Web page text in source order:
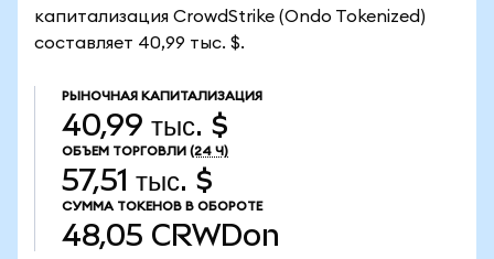
капитализация CrowdStrike (Ondo Tokenized)
составляет 40,99 тыс. $.
РЫНОЧНАЯ КАПИТАЛИЗАЦИЯ
40,99 тыс. $
ОБЪЕМ ТОРГОВЛИ (24 Ч)
57,51 тыс. $
СУММА ТОКЕНОВ В ОБОРОТЕ
48,05 CRWDon